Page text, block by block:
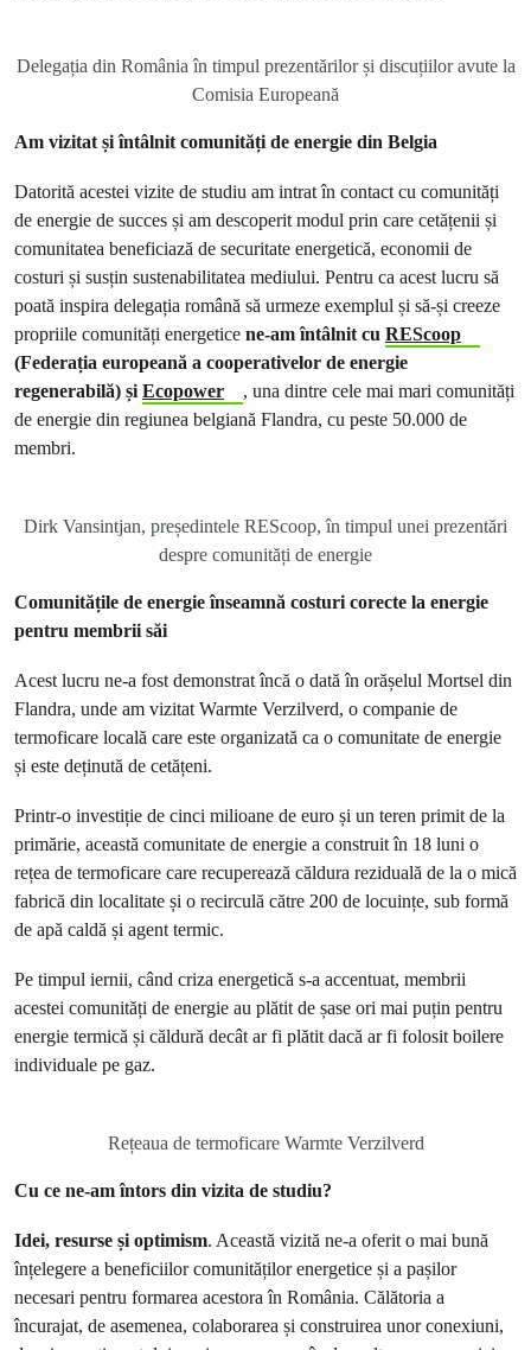
Delegația din România în timpul prezentărilor și discuțiilor avute la
Comisia Europeană
Am vizitat și întâlnit comunități de energie din Belgia
Datorită acestei vizite de studiu am intrat în contact cu comunități
de energie de succes și am descoperit modul prin care cetățenii și
comunitatea beneficiază de securitate energetică, economii de
costuri și susțin sustenabilitatea mediului. Pentru ca acest lucru să
poată inspira delegația română să urmeze exemplul și să-și creeze
propriile comunități energetice ne-am întâlnit cu REScoop
(Federația europeană a cooperativelor de energie
regenerabilă) șiEcopower
, una dintre cele mai mari comunități
de energie din regiunea belgiană Flandra, cu peste 50.000 de
membri.
Dirk Vansintjan, președintele REScoop, în timpul unei prezentări
despre comunități de energie
Comunitățile de energie înseamnă costuri corecte la energie
pentru membrii săi
Acest lucru ne-a fost demonstrat încă o dată în orășelul Mortsel din
Flandra, unde am vizitat Warmte Verzilverd, o companie de
termoficare locală care este organizată ca o comunitate de energie
și este deținută de cetățeni.
Printr-o investiție de cinci milioane de euro și un teren primit de la
primărie, această comunitate de energie a construit în 18 luni o
rețea de termoficare care recuperează căldura reziduală de la o mică
fabrică din localitate și o recirculă către 200 de locuințe, sub formă
de apă caldă și agent termic.
Pe timpul iernii, când criza energetică s-a accentuat, membrii
acestei comunități de energie au plătit de șase ori mai puțin pentru
energie termică și căldură decât ar fi plătit dacă ar fi folosit boilere
individuale pe gaz.
Rețeaua de termoficare Warmte Verzilverd
Cu ce ne-am întors din vizita de studiu?
Idei, resurse și optimism. Această vizită ne-a oferit o mai bună
înțelegere a beneficiilor comunităților energetice și a pașilor
necesari pentru formarea acestora în România. Călătoria a
încurajat, de asemenea, colaborarea și construirea unor conexiuni,